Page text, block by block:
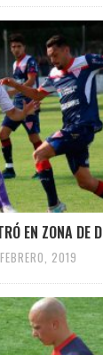
EN ZONA DE
2019